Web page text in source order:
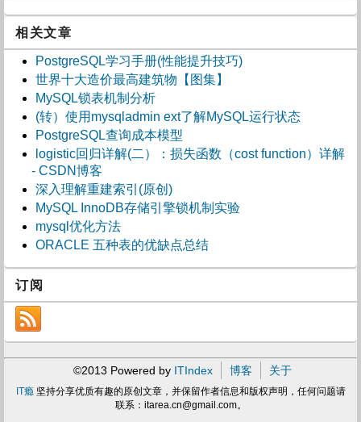
相关文章
PostgreSQL学习手册(性能提升技巧)
世界十大造价最高建筑物【图集】
MySQL锁表机制分析
(转）使用mysqladmin ext了解MySQL运行状态
PostgreSQL查询成本模型
logistic回归详解(二）：损失函数（cost function）详解
- CSDN博客
深入理解重建索引(原创)
MySQL InnoDB存储引擎锁机制实验
mysql优化方法
ORACLE 五种表的优缺点总结
订阅
©2013 Powered by ITIndex 博客 关于
IT瘾坚持分享优质有趣的原创文章，并保留作者信息和版权声明，任何问题请
联系： itarea.cn@gmail.com。